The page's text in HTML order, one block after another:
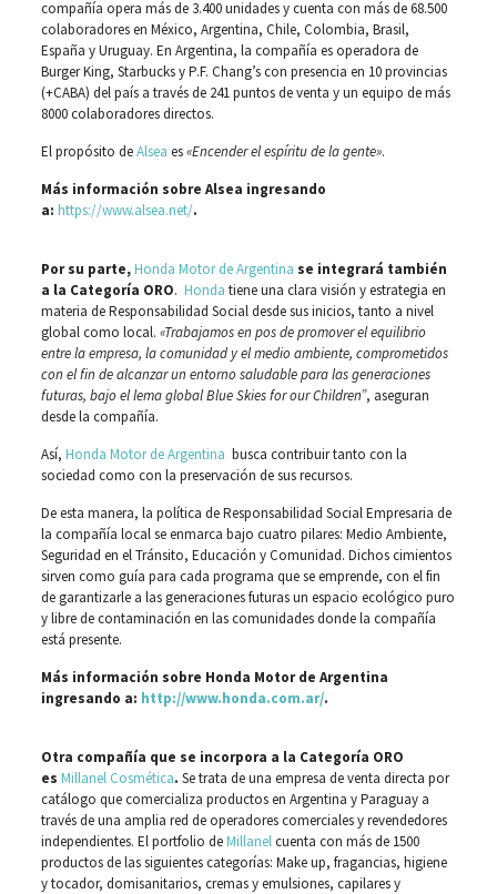
compañía opera más de 3.400 unidades y cuenta con más de 68.500
colaboradores en México, Argentina, Chile, Colombia, Brasil,
España y Uruguay. En Argentina, la compañía es operadora de
Burger King, Starbucks y P.F. Chang’s con presencia en 10 provincias
(+CABA) del país a través de 241 puntos de venta y un equipo de más
8000 colaboradores directos.
El propósito deAlsea es«Encender el espíritu de la gente».
Más información sobre Alsea ingresando
a: https://www.alsea.net/.
Por su parte,Honda Motor de Argentina se integrará también
a la Categoría ORO. Honda tiene una clara visión y estrategia en
materia de Responsabilidad Social desde sus inicios, tanto a nivel
global como local. «Trabajamos en pos de promover el equilibrio
entre la empresa, la comunidad y el medio ambiente, comprometidos
con el fin de alcanzar un entorno saludable para las generaciones
futuras, bajo el lema global Blue Skies for our Children”, aseguran
desde la compañía.
Así, Honda Motor de Argentina busca contribuir tanto con la
sociedad como con la preservación de sus recursos.
De esta manera, la política de Responsabilidad Social Empresaria de
la compañía local se enmarca bajo cuatro pilares: Medio Ambiente,
Seguridad en el Tránsito, Educación y Comunidad. Dichos cimientos
sirven como guía para cada programa que se emprende, con el fin
de garantizarle a las generaciones futuras un espacio ecológico puro
y libre de contaminación en las comunidades donde la compañía
está presente.
Más información sobre Honda Motor de Argentina
ingresando a: http://www.honda.com.ar/.
Otra compañía que se incorpora a la Categoría ORO
es Millanel Cosmética. Se trata de una empresa de venta directa por
catálogo que comercializa productos en Argentina y Paraguay a
través de una amplia red de operadores comerciales y revendedores
independientes. El portfolio deMillanelcuenta con más de 1500
productos de las siguientes categorías: Make up, fragancias, higiene
y tocador, domisanitarios, cremas y emulsiones, capilares y